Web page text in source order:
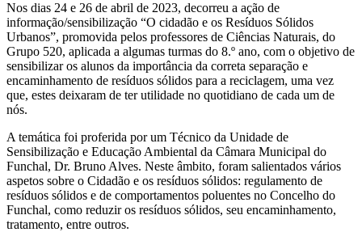
Nos dias 24 e 26 de abril de 2023, decorreu a ação de
informação/sensibilização “O cidadão e os Resíduos Sólidos
Urbanos”, promovida pelos professores de Ciências Naturais, do
Grupo 520, aplicada a algumas turmas do 8.º ano, com o objetivo de
sensibilizar os alunos da importância da correta separação e
encaminhamento de resíduos sólidos para a reciclagem, uma vez
que, estes deixaram de ter utilidade no quotidiano de cada um de
nós.
A temática foi proferida por um Técnico da Unidade de
Sensibilização e Educação Ambiental da Câmara Municipal do
Funchal, Dr. Bruno Alves. Neste âmbito, foram salientados vários
aspetos sobre o Cidadão e os resíduos sólidos: regulamento de
resíduos sólidos e de comportamentos poluentes no Concelho do
Funchal, como reduzir os resíduos sólidos, seu encaminhamento,
tratamento, entre outros.